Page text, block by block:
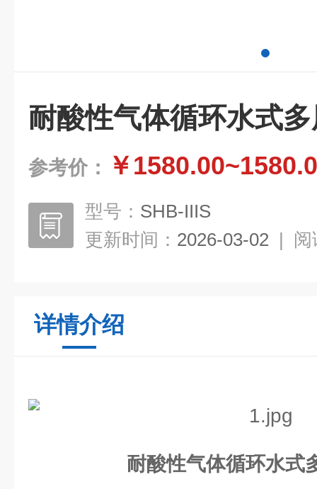
耐酸性气体循环水式
参考价： ￥
型号： SHB-IIIS
更新时间： 2026-03-02 | 阅
详情介绍
耐酸性气体循环水式